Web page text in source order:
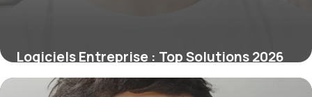
Logiciels Entreprise : Top Solutions 2026
12 juin 2026